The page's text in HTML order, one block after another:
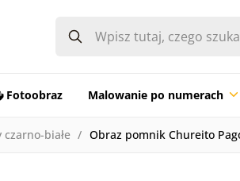
Fotoobraz Malowanie po numerach
czarno-białe Obraz pomnik Chureito